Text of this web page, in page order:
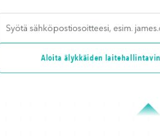
Aloita älykkäiden